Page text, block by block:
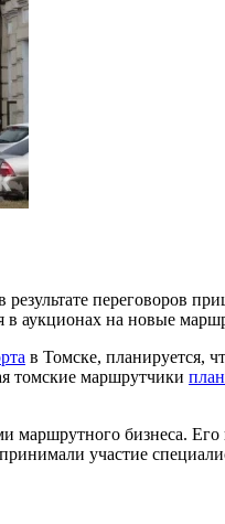
переговоров
в аукционах на новые
в Томске, планируется,
томские маршрутчики
маршрутного бизнеса.
участие